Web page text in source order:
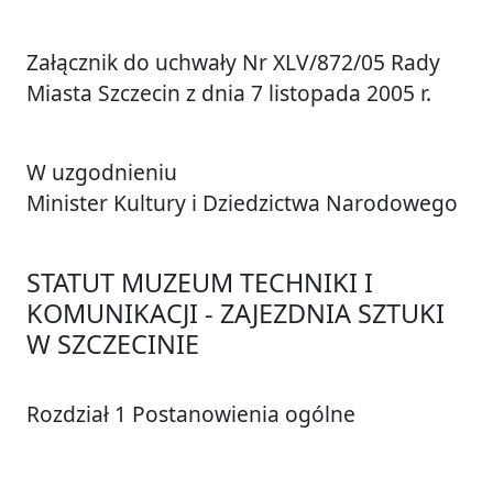
Załącznik do uchwały Nr XLV/872/05 Rady
Miasta Szczecin z dnia 7 listopada 2005 r.
W uzgodnieniu
Minister Kultury i Dziedzictwa Narodowego
STATUT MUZEUM TECHNIKI I
KOMUNIKACJI - ZAJEZDNIA SZTUKI
W SZCZECINIE
Rozdział 1 Postanowienia ogólne